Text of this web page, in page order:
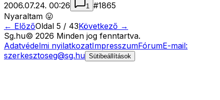
2006.07.24. 00:26 1 #1865
Nyaraltam 😛
← ElőzőOldal 5 / 43Következő →
Sg.hu© 2026 Minden jog fenntartva.
Adatvédelmi nyilatkozatImpresszumFórumE-mail:
szerkesztoseg@sg.hu Sütibeállítások